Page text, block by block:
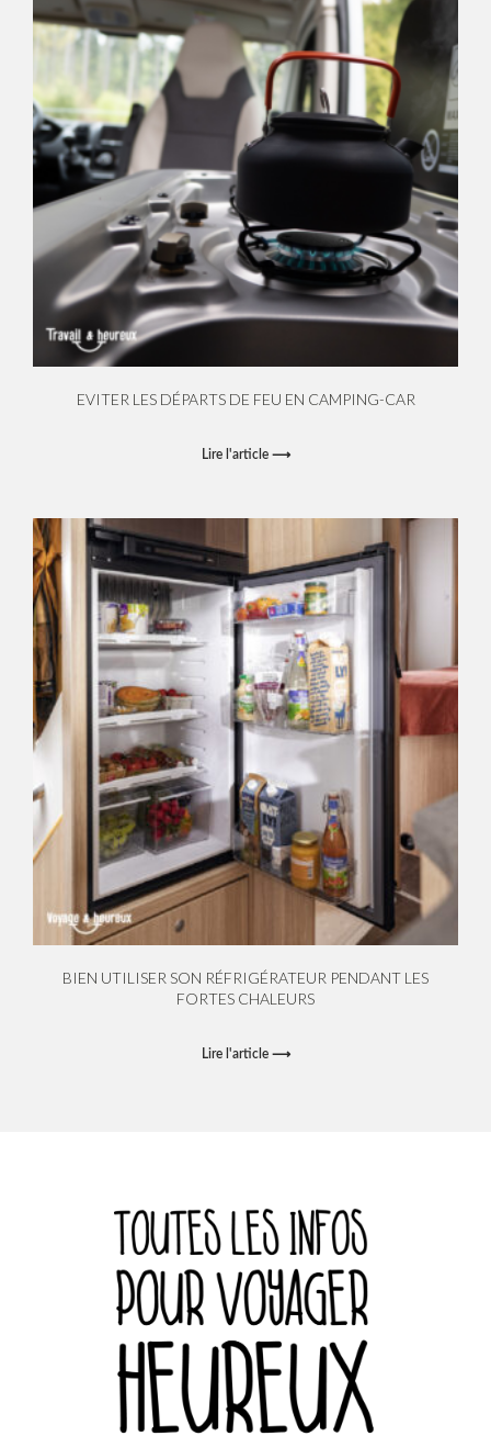
EVITER LES DÉPARTS DE FEU EN CAMPING-CAR
Lire l'article ⟶
BIEN UTILISER SON RÉFRIGÉRATEUR PENDANT LES
FORTES CHALEURS
Lire l'article ⟶